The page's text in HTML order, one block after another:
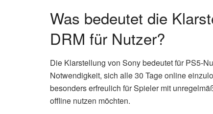
Was bedeutet die
DRM für Nutzer?
Die Klarstellung von Sony bedeutet für PS5-
Notwendigkeit, sich alle 30 Tage online
besonders erfreulich für Spieler mit
offline nutzen möchten.